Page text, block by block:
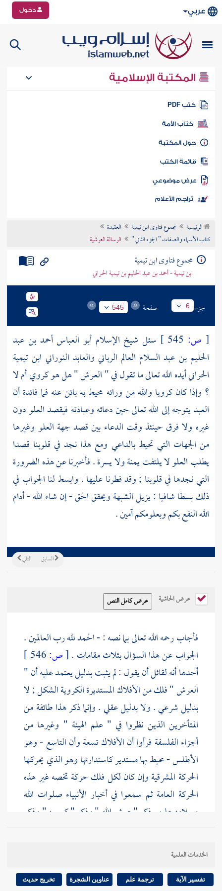
عربي دخول
المكتبة الإسلامية
كتب PDF
كتاب الأمة
المكتبة
الكتب
موضوعي
تراجم الأعلام
الرئيسية مجموع فتاوى ابن تيمية
العقيدة
كتاب الأسماء والصفات " الجزء الثاني "
الرسالة العرشية
مجموع فتاوى ابن تيمية
ابن تيمية - أحمد بن عبد الحليم بن تيمية الحراني
جزء 6 صفحة 545
[ ص: سئل شيخ الإسلام أبو العباس أحمد بن عبد
الحليم بن عبد السلام العالم الرباني والعابد النوراني ابن تيمية
الحرانيأيده الله تعالى ما تقول في " العرش " هل هو كروي أم لا
؟ وإذا كان كرويا والله من ورائه محيط به بائن عنه فما فائدة أن
العبد يتوجه إلى الله تعالى حين دعائه وعبادته فيقصد العلو دون
غيره ولا فرق حينئذ وقت الدعاء بين قصد جهة العلو وغيرها
من الجهات التي تحيط بالداعي ومع هذا نجد في قلوبنا قصدا
يطلب العلو لا يلتفت يمنة ولا يسرة . فأخبرنا عن هذه الضرورة
التي نجدها في قلوبنا ; وقد فطرنا عليها . وابسط لنا الجواب في
ذلك بسطا شافيا : يزيل الشبهة ويحقق الحق - إن شاء الله - أدام
الله النفع بكم وبعلومكم آمين .
التالي السابق
عرض الحاشية
فأجاب رحمه الله تعالى بما نصه : - الحمد لله رب العالمين .
الجواب عن هذا السؤال بثلاث مقامات .[ص:
أحدها أنه لقائل أن يقول : لم يثبت بدليل يعتمد عليه أن "
العرش " فلك من الأفلاك المستديرة الكروية الشكل ; لا
بدليل شرعي . ولا بدليل عقلي . وإنما ذكر هذا طائفة من
المتأخرين الذين نظروا في " علم الهيئة " وغيرها من
أجزاء الفلسفة فرأوا أن الأفلاك تسعة وأن التاسع - وهو
الأطلس - محيط بها مستدير كاستدارتها وهو الذي يحركها
الحركة المشرقية وإن كان لكل فلك حركة تخصه غير هذه
الحركة العامة ثم سمعوا في أخبار الأنبياء صلوات الله
وسلامه عليهم ذكر " عرش الله " وذكر " كرسيه " وذكر
" السموات السبع " فقالوا بطريق الظن إن " العرش "
هو الفلك التاسع ; لاعتقادهم أنه ليس وراء التاسع شيء
إما مطلقا وإما أنه ليس وراءه مخلوق .الخدمات العلمية
تفسير الآية ترجمة علم عناوين الشجرة تخريج حديث